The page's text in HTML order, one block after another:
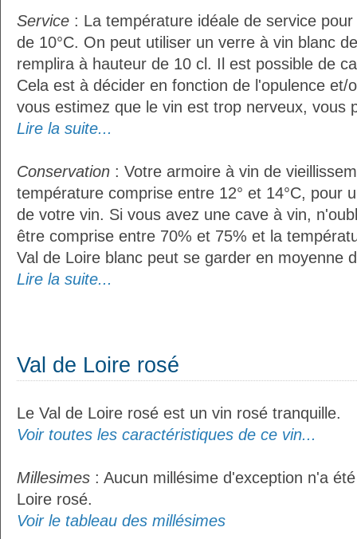
Service : La température idéale de service
de 10°C. On peut utiliser un verre à vin blanc
remplira à hauteur de 10 cl. Il est possible de
Cela est à décider en fonction de l'opulence et/
vous estimez que le vin est trop nerveux, vous
Lire la suite...
Conservation : Votre armoire à vin de
température comprise entre 12° et 14°C, pour
de votre vin. Si vous avez une cave à vin,
être comprise entre 70% et 75% et la
Val de Loire blanc peut se garder en moyenne
Lire la suite...
Val de Loire rosé
Le Val de Loire rosé est un vin rosé tranquille.
Voir toutes les caractéristiques de ce vin...
Millesimes : Aucun millésime d'exception n'a
Loire rosé.
Voir le tableau des millésimes